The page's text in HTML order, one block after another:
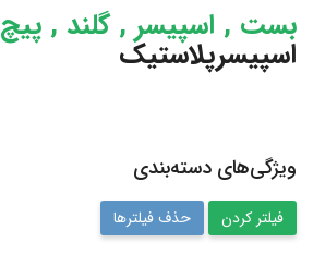
بست , اسپیسر , گلند , پیچ
اسپیسرپلاستیک
ویژگی‌های دسته‌بندی
حذف فیلترها